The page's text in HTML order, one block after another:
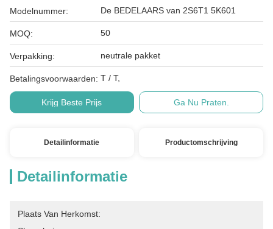
Modelnummer: De BEDELAARS van 2S6T1 5K601
MOQ: 50
Verpakking: neutrale pakket
Betalingsvoorwaarden: T / T,
Krijg Beste Prijs Ga Nu Praten.
Detailinformatie Productomschrijving
Detailinformatie
Plaats Van Herkomst: